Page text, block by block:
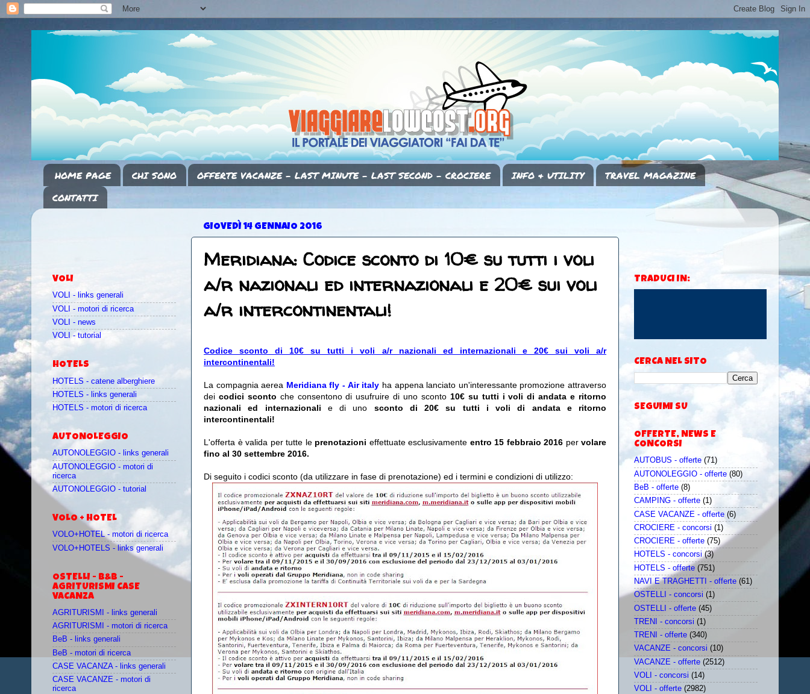
HOME PAGE CHI SONO OFFERTE VACANZE - LAST MINUTE - LAST SECOND - CROCIERE INFO & UTILITY
TRAVEL MAGAZINE
CONTATTI
GIOVEDÌ 14 GENNAIO 2016
Meridiana: Codice sconto di 10€ su tutti i voli
a/r nazionali ed internazionali e 20€ sui voli
a/r intercontinentali!
Codice sconto di 10€ su tutti i voli a/r nazionali ed internazionali e 20€ sui voli a/r
intercontinentali!
La compagnia aerea Meridiana fly - Air italy ha appena lanciato un'interessante promozione attraverso
dei codici sconto che consentono di usufruire di uno sconto 10€ su tutti i voli di andata e ritorno
nazionali ed internazionali e di uno sconto di 20€ su tutti i voli di andata e ritorno
intercontinentali!
L'offerta è valida per tutte le prenotazioni effettuate esclusivamente entro 15 febbraio 2016 per volare
fino al 30 settembre 2016.
Di seguito i codici sconto (da utilizzare in fase di prenotazione) ed i termini e condizioni di utilizzo:
VOLI
VOLI - links generali
VOLI - motori di ricerca
VOLI - news
VOLI - tutorial
HOTELS
HOTELS - catene alberghiere
HOTELS - links generali
HOTELS - motori di ricerca
AUTONOLEGGIO
AUTONOLEGGIO - links generali
AUTONOLEGGIO - motori di
ricerca
AUTONOLEGGIO - tutorial
VOLO + HOTEL
VOLO+HOTEL - motori di ricerca
VOLO+HOTELS - links generali
OSTELLI - B&B -
AGRITURISMI CASE
VACANZA
AGRITURISMI - links generali
AGRITURISMI - motori di ricerca
BeB - links generali
BeB - motori di ricerca
CASE VACANZA - links generali
CASE VACANZE - motori di
ricerca
TRADUCI IN:
CERCA NEL SITO
SEGUIMI SU
OFFERTE, NEWS E
CONCORSI
AUTOBUS - offerte (71)
AUTONOLEGGIO - offerte (80)
BeB - offerte (8)
CAMPING - offerte (1)
CASE VACANZE - offerte (6)
CROCIERE - concorsi (1)
CROCIERE - offerte (75)
HOTELS - concorsi (3)
HOTELS - offerte (751)
NAVI E TRAGHETTI - offerte (61)
OSTELLI - concorsi (1)
OSTELLI - offerte (45)
TRENI - concorsi (1)
TRENI - offerte (340)
VACANZE - concorsi (10)
VACANZE - offerte (2512)
VOLI - concorsi (14)
VOLI - offerte (2982)